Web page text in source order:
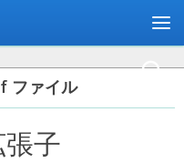
ファイル
子